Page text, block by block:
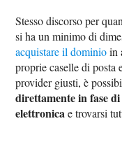
Stesso discorso per
si ha un minimo di
acquistare il dominioin
proprie caselle di posta
provider giusti, è
direttamente in fase
elettronicae trovarsi